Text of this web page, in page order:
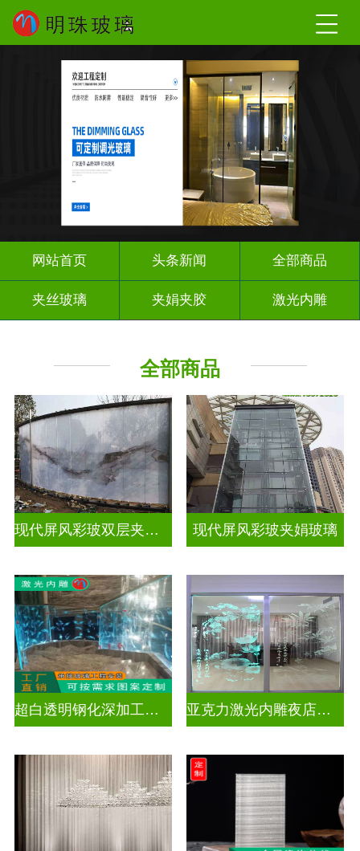
网站首页 头条新闻 全部商品
夹丝玻璃 夹娟夹胶 激光内雕
全部商品
现代屏风彩玻双层夹娟玻璃 现代屏风彩玻夹娟玻璃
超白透明钢化深加工激光内雕玻璃 亚克力激光内雕夜店餐厅装饰